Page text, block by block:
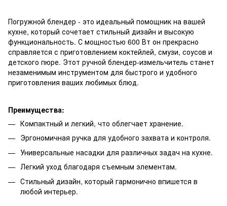
Погружной блендер - это идеальный помощник на вашей
кухне, который сочетает стильный дизайн и высокую
функциональность. С мощностью 600 Вт он прекрасно
справляется с приготовлением коктейлей, смузи, соусов и
детского пюре. Этот ручной блендер-измельчитель станет
незаменимым инструментом для быстрого и удобного
приготовления ваших любимых блюд.
Преимущества:
Компактный и легкий, что облегчает хранение.
Эргономичная ручка для удобного захвата и контроля.
Универсальные насадки для различных задач на кухне.
Легкий уход благодаря съемным элементам.
Стильный дизайн, который гармонично впишется в
любой интерьер.